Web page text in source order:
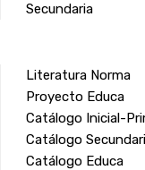
Secundaria
Literatura Norma
Proyecto Educa
Catálogo Inicial-
Catálogo
Catálogo Educa